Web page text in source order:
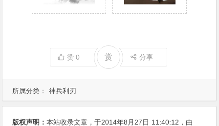
所属分类： 神兵利刃
赞0 赏 分享
版权声明：本站收录文章，于2014年8月27日 11:40:12 ，由